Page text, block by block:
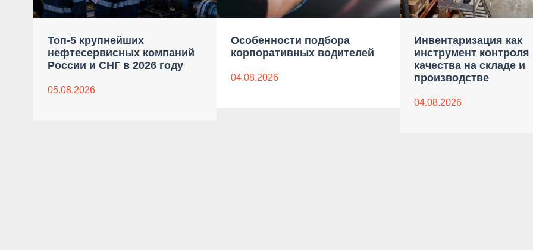
Топ-5 крупнейших
нефтесервисных компаний
России и СНГ в 2026 году
05.08.2026
Особенности подбора
корпоративных водителей
04.08.2026
Инвентаризация как
инструмент контроля
качества на складе и
производстве
04.08.2026